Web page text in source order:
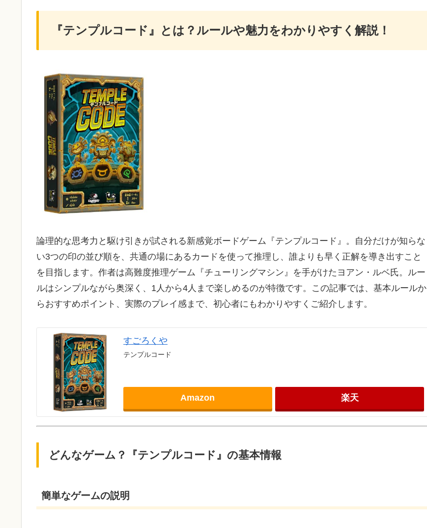
『テンプルコード』とは？ルールや魅力をわかりやすく解説！
論理的な思考力と駆け引きが試される新感覚ボードゲーム『テンプルコード』。自分だけが知らな
い3つの印の並び順を、共通の場にあるカードを使って推理し、誰よりも早く正解を導き出すこと
を目指します。作者は高難度推理ゲーム『チューリングマシン』を手がけたヨアン・ルベ氏。ルー
ルはシンプルながら奥深く、1人から4人まで楽しめるのが特徴です。この記事では、基本ルールか
らおすすめポイント、実際のプレイ感まで、初心者にもわかりやすくご紹介します。
すごろくや
テンプルコード
Amazon 楽天
どんなゲーム？『テンプルコード』の基本情報
簡単なゲームの説明